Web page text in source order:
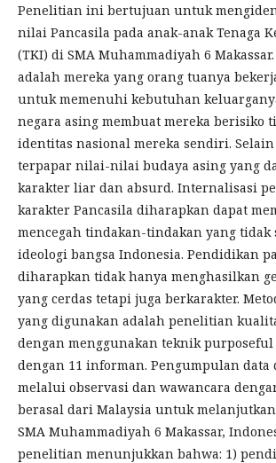
Penelitian ini bertujuan untuk
nilai Pancasila pada anak-anak Tenaga
(TKI) di SMA Muhammadiyah 6
adalah mereka yang orang tuanya
untuk memenuhi kebutuhan
negara asing membuat mereka berisiko
identitas nasional mereka sendiri.
terpapar nilai-nilai budaya asing yang
karakter liar dan absurd. Internalisasi
karakter Pancasila diharapkan dapat
mencegah tindakan-tindakan yang tidak
ideologi bangsa Indonesia. Pendidikan
diharapkan tidak hanya menghasilkan
yang cerdas tetapi juga berkarakter.
yang digunakan adalah penelitian
dengan menggunakan teknik
dengan 11 informan. Pengumpulan
melalui observasi dan wawancara
berasal dari Malaysia untuk
SMA Muhammadiyah 6 Makassar,
penelitian menunjukkan bahwa: 1)